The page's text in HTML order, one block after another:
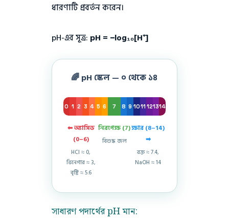
ধারণাটি প্রবর্তন করেন।
pH-এর সূত্র: pH = −log₁₀[H⁺]
🌈 pH স্কেল — ০ থেকে ১৪
0 1 2 3 4 5 6 7 8 9 1011 121314
⬅ অ্যাসিড
(0–6)
HCl ≈ 0,
ভিনেগার ≈ 3,
বৃষ্টি ≈ 5.6
নিরপেক্ষ (7)
বিশুদ্ধ জল
ক্ষার (8–14)
➡
রক্ত ≈ 7.4,
NaOH ≈ 14
সাধারণ পদার্থের pH মান: